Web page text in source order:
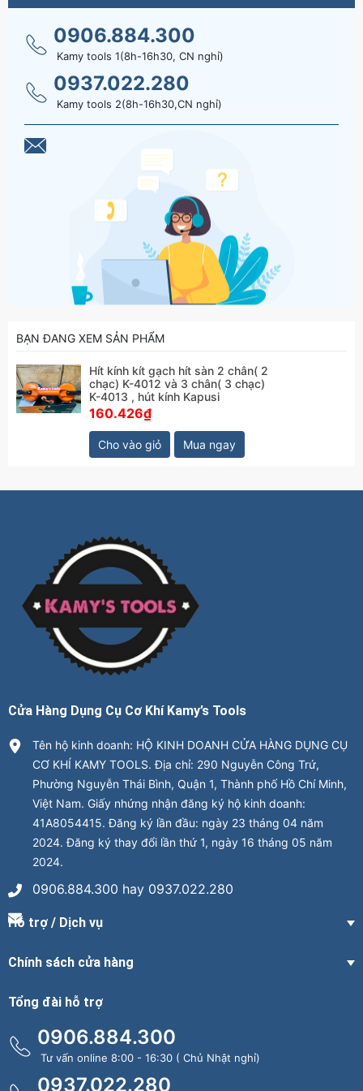
0906.884.300
Kamy tools 1(8h-16h30, CN nghỉ)
0937.022.280
Kamy tools 2(8h-16h30,CN nghỉ)
BẠN ĐANG XEM SẢN PHẨM
Hít kính kít gạch hít sàn 2 chân( 2
chạc) K-4012 và 3 chân( 3 chạc)
K-4013 , hút kính Kapusi
160.426₫
Cho vào giỏ Mua ngay
Cửa Hàng Dụng Cụ Cơ Khí Kamy’s Tools
Tên hộ kinh doanh: HỘ KINH DOANH CỬA HÀNG DỤNG CỤ
CƠ KHÍ KAMY TOOLS. Địa chỉ: 290 Nguyễn Công Trứ,
Phường Nguyễn Thái Bình, Quận 1, Thành phố Hồ Chí Minh,
Việt Nam. Giấy nhứng nhận đăng ký hộ kinh doanh:
41A8054415. Đăng ký lần đầu: ngày 23 tháng 04 năm
2024. Đăng ký thay đổi lần thứ 1, ngày 16 tháng 05 năm
2024.
0906.884.300 hay 0937.022.280
Hỗ trợ / Dịch vụ
Chính sách cửa hàng
Tổng đài hỗ trợ
0906.884.300
Tư vấn online 8:00 - 16:30 ( Chủ Nhật nghỉ)
0937.022.280